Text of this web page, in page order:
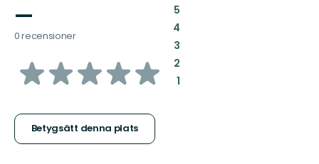
—
0 recensioner
av
stjärnor
Betygsätt denna plats
5:
4:
3:
2:
1: